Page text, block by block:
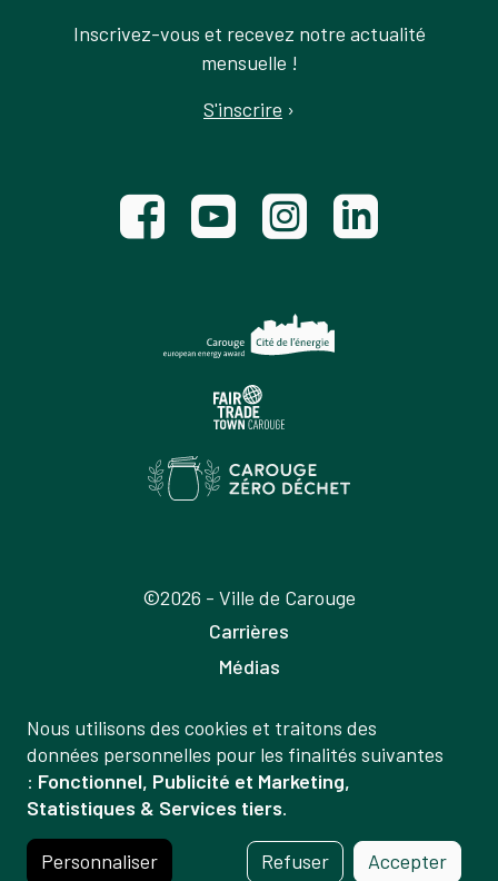
Inscrivez-vous et recevez notre actualité
mensuelle !
S'inscrire ›
©2026 - Ville de Carouge
Carrières
Médias
Labels
Mentions légales
Politique de confidentialité
Crédits
Gestion
des
données
et
Nous utilisons des cookies et traitons des
données personnelles pour les finalités suivantes
: Fonctionnel, Publicité et Marketing,
Statistiques & Services tiers.
Personnaliser Refuser Accepter